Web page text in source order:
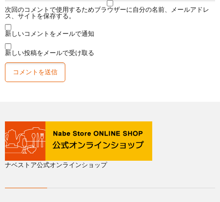
次回のコメントで使用するためブラウザーに自分の名前、メールアドレ
ス、サイトを保存する。
新しいコメントをメールで通知
新しい投稿をメールで受け取る
ナベストア公式オンラインショップ